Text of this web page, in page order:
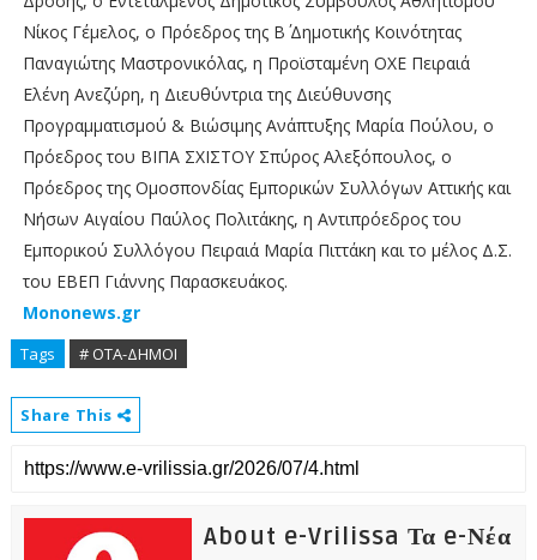
Νίκος Γέμελος, ο Πρόεδρος της Β΄ Δημοτικής Κοινότητας
Παναγιώτης Μαστρονικόλας, η Προϊσταμένη ΟΧΕ Πειραιά
Ελένη Ανεζύρη, η Διευθύντρια της Διεύθυνσης
Προγραμματισμού & Βιώσιμης Ανάπτυξης Μαρία Πούλου, o
Πρόεδρος του ΒΙΠΑ ΣΧΙΣΤΟΥ Σπύρος Αλεξόπουλος, ο
Πρόεδρος της Ομοσπονδίας Εμπορικών Συλλόγων Αττικής και
Νήσων Αιγαίου Παύλος Πολιτάκης, η Αντιπρόεδρος του
Εμπορικού Συλλόγου Πειραιά Μαρία Πιττάκη και το μέλος Δ.Σ.
του ΕΒΕΠ Γιάννης Παρασκευάκος.
Mononews.gr
Tags # ΟΤΑ-ΔΗΜΟΙ
Share This
About e-Vrilissa Τα e-Νέα